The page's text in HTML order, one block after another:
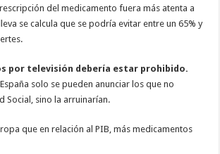
del medicamento fuera más atenta a
se calcula que se podría evitar entre un 65% y
por televisión debería estar prohibido.
solo se pueden anunciar los que no
Social, sino la arruinarían.
que en relación al PIB, más medicamentos